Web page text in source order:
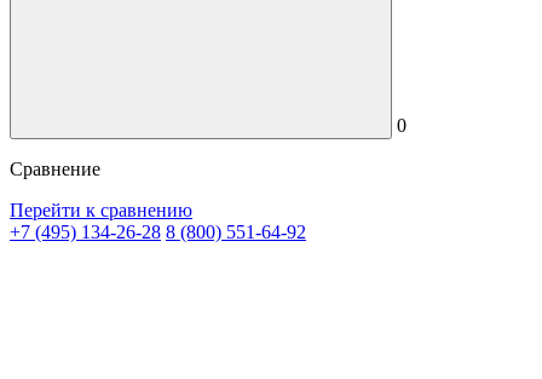
0
Сравнение
Перейти к сравнению
+7 (495) 134-26-28 8 (800) 551-64-92